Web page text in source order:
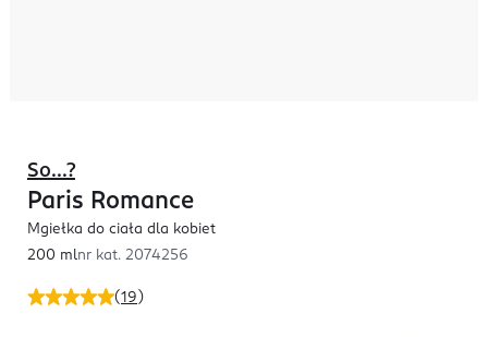
(19 )
So...?
Paris Romance
Mgiełka do ciała dla kobiet
200 mlnr kat. 2074256